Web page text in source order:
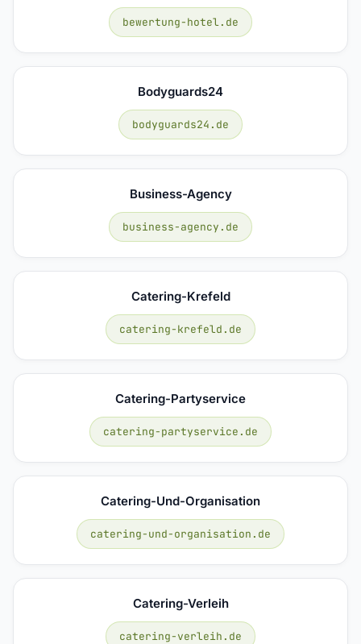
bewertung-hotel.de
Bodyguards24
bodyguards24.de
Business-Agency
business-agency.de
Catering-Krefeld
catering-krefeld.de
Catering-Partyservice
catering-partyservice.de
Catering-Und-Organisation
catering-und-organisation.de
Catering-Verleih
catering-verleih.de